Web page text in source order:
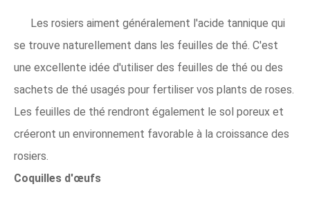
Les rosiers aiment généralement l'acide tannique qui
se trouve naturellement dans les feuilles de thé. C'est
une excellente idée d'utiliser des feuilles de thé ou des
sachets de thé usagés pour fertiliser vos plants de roses.
Les feuilles de thé rendront également le sol poreux et
créeront un environnement favorable à la croissance des
rosiers.
Coquilles d'œufs